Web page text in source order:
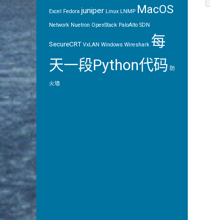
Excel Fedora juniper Linux LNMP MacOS
Network Nuetron OpenStack PaloAlto SDN
SecureCRT VxLAN Windows Wireshark 每
天一段Python代码 防
火墙